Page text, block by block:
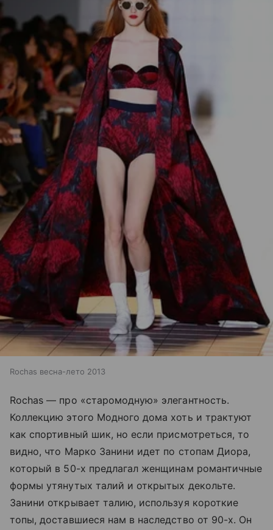
Rochas весна-лето 2013
Rochas — про «старомодную» элегантность.
Коллекцию этого Модного дома хоть и трактуют
как спортивный шик, но если присмотреться, то
видно, что Марко Занини идет по стопам Диора,
который в 50-х предлагал женщинам романтичные
формы утянутых талий и открытых декольте.
Занини открывает талию, используя короткие
топы, доставшиеся нам в наследство от 90-х. Он